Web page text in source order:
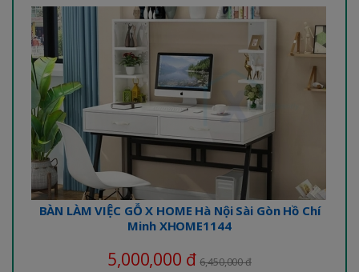
BÀN LÀM VIỆC GỖ X HOME Hà Nội Sài Gòn Hồ Chí
Minh XHOME1144
5,000,000 đ 6,450,000 đ